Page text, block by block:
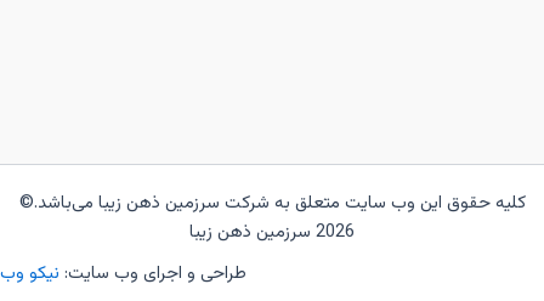
کلیه حقوق این وب سایت متعلق به شرکت سرزمین ذهن زیبا می‌باشد.©
2026 سرزمین ذهن زیبا
طراحی و اجرای وب سایت: نیکو وب